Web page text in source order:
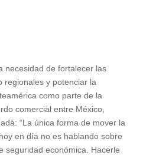
necesidad de fortalecer las
regionales y potenciar la
como parte de la
comercial entre México,
“La única forma de mover la
en día no es hablando sobre
seguridad económica. Hacerle